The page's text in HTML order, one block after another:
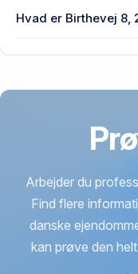
Skovlunde senest
Hvad er Birthevej 8,
Arbejder du
Find flere
danske
kan prøve den